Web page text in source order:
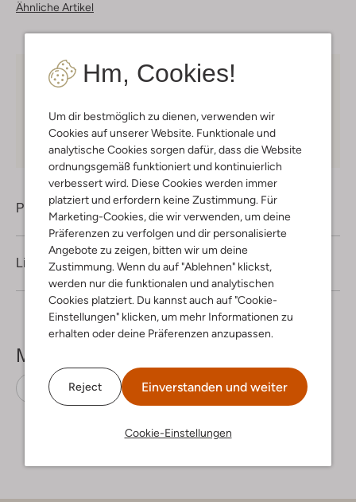
Hm, Cookies!
Um dir bestmöglich zu dienen, verwenden wir
Cookies auf unserer Website. Funktionale und
analytische Cookies sorgen dafür, dass die Website
ordnungsgemäß funktioniert und kontinuierlich
verbessert wird. Diese Cookies werden immer
platziert und erfordern keine Zustimmung. Für
Marketing-Cookies, die wir verwenden, um deine
Präferenzen zu verfolgen und dir personalisierte
Angebote zu zeigen, bitten wir um deine
Zustimmung. Wenn du auf "Ablehnen" klickst,
werden nur die funktionalen und analytischen
Cookies platziert. Du kannst auch auf "Cookie-
Einstellungen" klicken, um mehr Informationen zu
erhalten oder deine Präferenzen anzupassen.
Reject Einverstanden und weiter
Cookie-Einstellungen
Ähnliche Artikel
Kostenloser Versandab € 75 für Club-Omoda
Kauf auf Rechnung 30 Tagen
Produktinformation
Lieferung & Rückgabe
Mehr sehen
Bikinis Shiwi Polyamid